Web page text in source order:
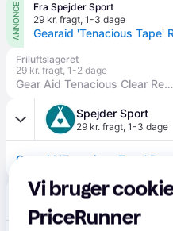
ANNONCE
Fra Spejder Sport
29 kr. fragt, 1-3 dage
Friluftslageret
29 kr. fragt, 1-2 dage
Gear Aid Tenacious Clear Repair Tape
Spejder Sport
29 kr. fragt, 1-3 dage
Gearaid 'Tenacious Tape'
avXperten 4.8
49 kr. fragt
Vi bruger
PriceRunner